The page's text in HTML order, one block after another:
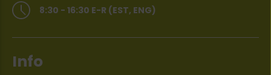
8:30 - 16:30 E-R (EST, ENG)
Info